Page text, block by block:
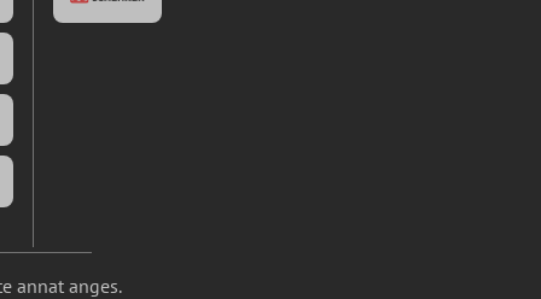
annat anges.